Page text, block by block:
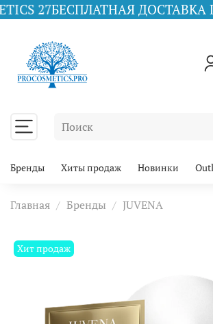
БЕСПЛАТНАЯ ДОСТАВКА ПО
Бренды Хиты продаж Новинки
Главная Бренды JUVENA
Хит продаж